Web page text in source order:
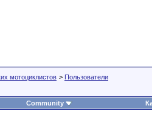
мотоциклистов > Пользователи
Community